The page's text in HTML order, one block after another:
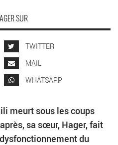
SUR
TWITTER
MAIL
WHATSAPP
meurt sous les coups
sa sœur, Hager, fait
du